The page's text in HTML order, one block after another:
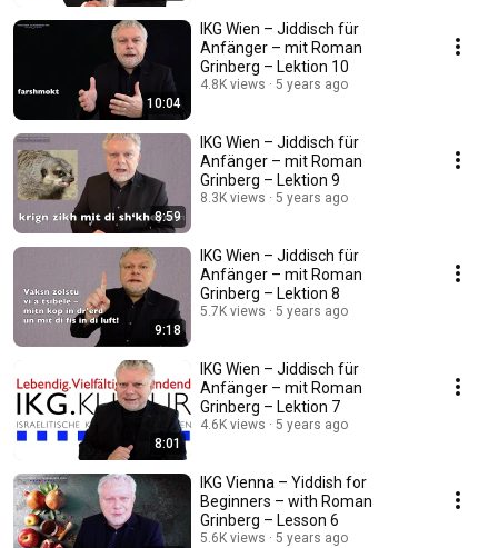
10:04
IKG Wien – Jiddisch für
Anfänger – mit Roman
Grinberg – Lektion 10
4.8K views 5 years ago
8:59
IKG Wien – Jiddisch für
Anfänger – mit Roman
Grinberg – Lektion 9
8.3K views 5 years ago
9:18
IKG Wien – Jiddisch für
Anfänger – mit Roman
Grinberg – Lektion 8
5.7K views 5 years ago
8:01
IKG Wien – Jiddisch für
Anfänger – mit Roman
Grinberg – Lektion 7
4.6K views 5 years ago
IKG Vienna – Yiddish for
Beginners – with Roman
Grinberg – Lesson 6
5.6K views 5 years ago